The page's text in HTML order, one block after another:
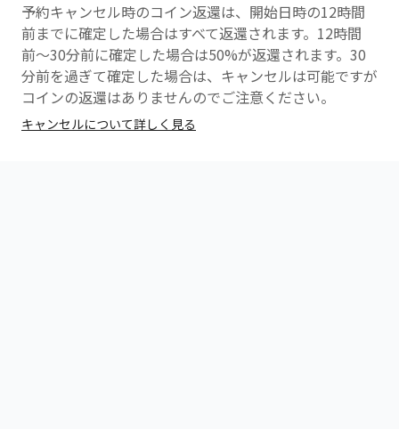
予約キャンセル時のコイン返還は、開始日時の12時間
前までに確定した場合はすべて返還されます。12時間
前〜30分前に確定した場合は50%が返還されます。30
分前を過ぎて確定した場合は、キャンセルは可能ですが
コインの返還はありませんのでご注意ください。
キャンセルについて詳しく見る